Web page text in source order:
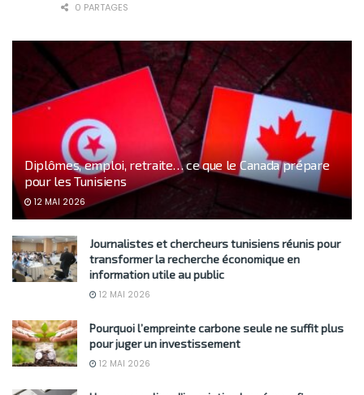
0 PARTAGES
Diplômes, emploi, retraite… ce que le Canada prépare
pour les Tunisiens
12 MAI 2026
Journalistes et chercheurs tunisiens réunis pour
transformer la recherche économique en
information utile au public
12 MAI 2026
Pourquoi l’empreinte carbone seule ne suffit plus
pour juger un investissement
12 MAI 2026